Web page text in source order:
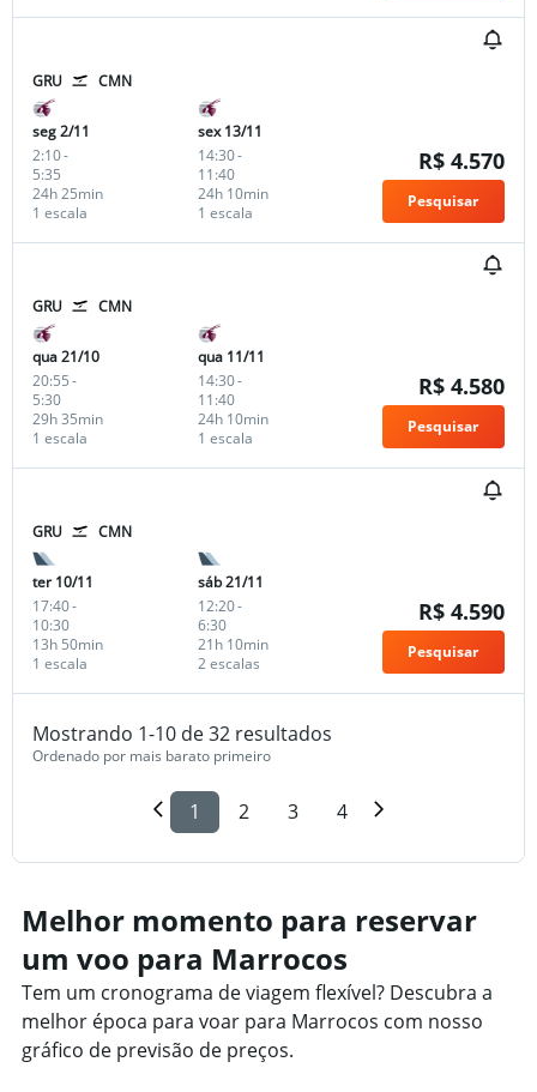
GRU CMN
seg 2/11
2:10-
5:35
1 escala
24h 25min
sex 13/11
14:30-
11:40
1 escala
24h 10min
R$ 4.570
Pesquisar
GRU CMN
qua 21/10
20:55-
5:30
1 escala
29h 35min
qua 11/11
14:30-
11:40
1 escala
24h 10min
R$ 4.580
Pesquisar
GRU CMN
ter 10/11
17:40-
10:30
1 escala
13h 50min
sáb 21/11
12:20-
6:30
2 escalas
21h 10min
R$ 4.590
Pesquisar
Mostrando 1-10 de 32 resultados
Ordenado por mais barato primeiro
1 2 3 4
Melhor momento para reservar
um voo para Marrocos
Tem um cronograma de viagem flexível? Descubra a
melhor época para voar para Marrocos com nosso
gráfico de previsão de preços.